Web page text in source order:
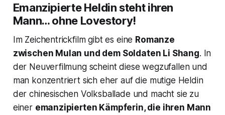
Emanzipierte Heldin steht ihren
Mann… ohne Lovestory!
Im Zeichentrickfilm gibt es eine Romanze
zwischen Mulan und dem Soldaten Li Shang. In
der Neuverfilmung scheint diese wegzufallen und
man konzentriert sich eher auf die mutige Heldin
der chinesischen Volksballade und macht sie zu
einer emanzipierten Kämpferin, die ihren Mann